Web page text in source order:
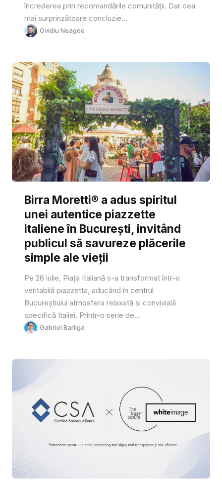
încrederea prin recomandările comunității. Dar cea
mai surprinzătoare concluzie...
Ovidiu Neagoe
Birra Moretti® a adus spiritul
unei autentice piazzette
italiene în București, invitând
publicul să savureze plăcerile
simple ale vieții
Pe 26 iulie, Piața Italiană s-a transformat într-o
veritabilă piazzetta, aducând în centrul
Bucureștiului atmosfera relaxată și convivială
specifică Italiei. Printr-o serie de...
Gabriel Barliga